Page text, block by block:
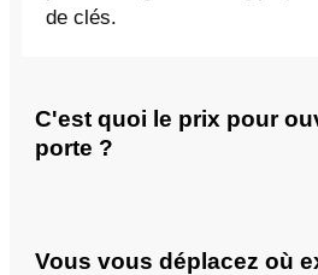
de clés.
C'est quoi le prix pour
porte ?
Vous vous déplacez où